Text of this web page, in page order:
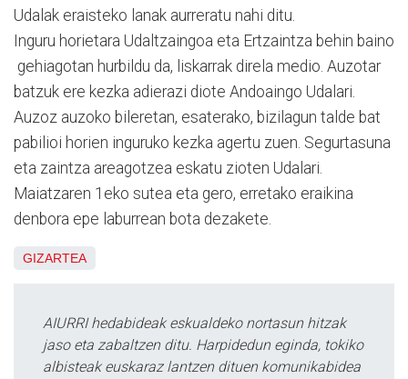
Udalak eraisteko lanak aurreratu nahi ditu.
Inguru horietara Udaltzaingoa eta Ertzaintza behin baino
gehiagotan hurbildu da, liskarrak direla medio. Auzotar
batzuk ere kezka adierazi diote Andoaingo Udalari.
Auzoz auzoko bileretan, esaterako, bizilagun talde bat
pabilioi horien inguruko kezka agertu zuen. Segurtasuna
eta zaintza areagotzea eskatu zioten Udalari.
Maiatzaren 1eko sutea eta gero, erretako eraikina
denbora epe laburrean bota dezakete.
GIZARTEA
AIURRI hedabideak eskualdeko nortasun hitzak
jaso eta zabaltzen ditu. Harpidedun eginda, tokiko
albisteak euskaraz lantzen dituen komunikabidea